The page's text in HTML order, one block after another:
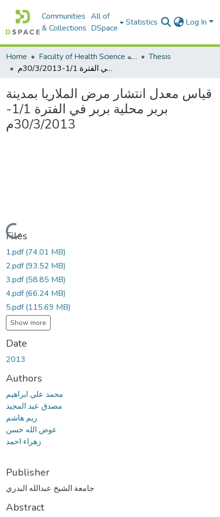
Communities
& Collections
All of
DSpace
Statistics Log In
Home Faculty of Health Science كلية العلوم الصحيه
Thesis
قياس معدل انتشار مرض الملاريا بمدينة بربر محلية بربر في الفترة 1/1-30/3/2013م
قياس معدل انتشار مرض الملاريا بمدينة
بربر محلية بربر في الفترة 1/1-
30/3/2013م
Loading...
Files
1.pdf(74.01 MB)
2.pdf(93.52 MB)
3.pdf(58.85 MB)
4.pdf(66.24 MB)
5.pdf(115.69 MB)
Show more
Date
2013
Authors
محمد علي ابراهيم
مصدق عبد المجيد
ريم هاشم
عوض الله حسن
زهراء احمد
Publisher
جامعة الشيخ عبدالله البدري
Abstract